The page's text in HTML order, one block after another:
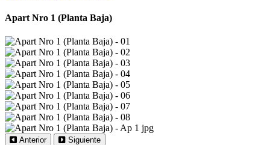
Apart Nro 1 (Planta Baja)
Anterior Siguiente